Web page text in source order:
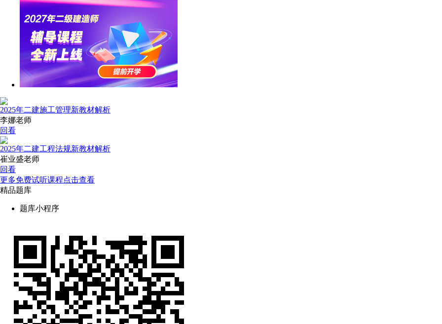
2025年二建施工管理新教材解析
李娜老师
回看
2025年二建工程法规新教材解析
崔业盛老师
回看
更多免费试听课程点击查看
精品题库
题库小程序